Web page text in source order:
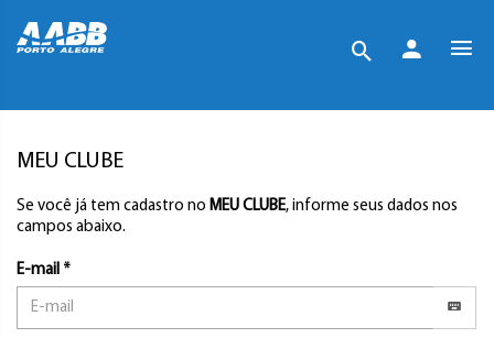
MEU CLUBE
Se você já tem cadastro no MEU CLUBE, informe seus dados nos
campos abaixo.
E-mail *